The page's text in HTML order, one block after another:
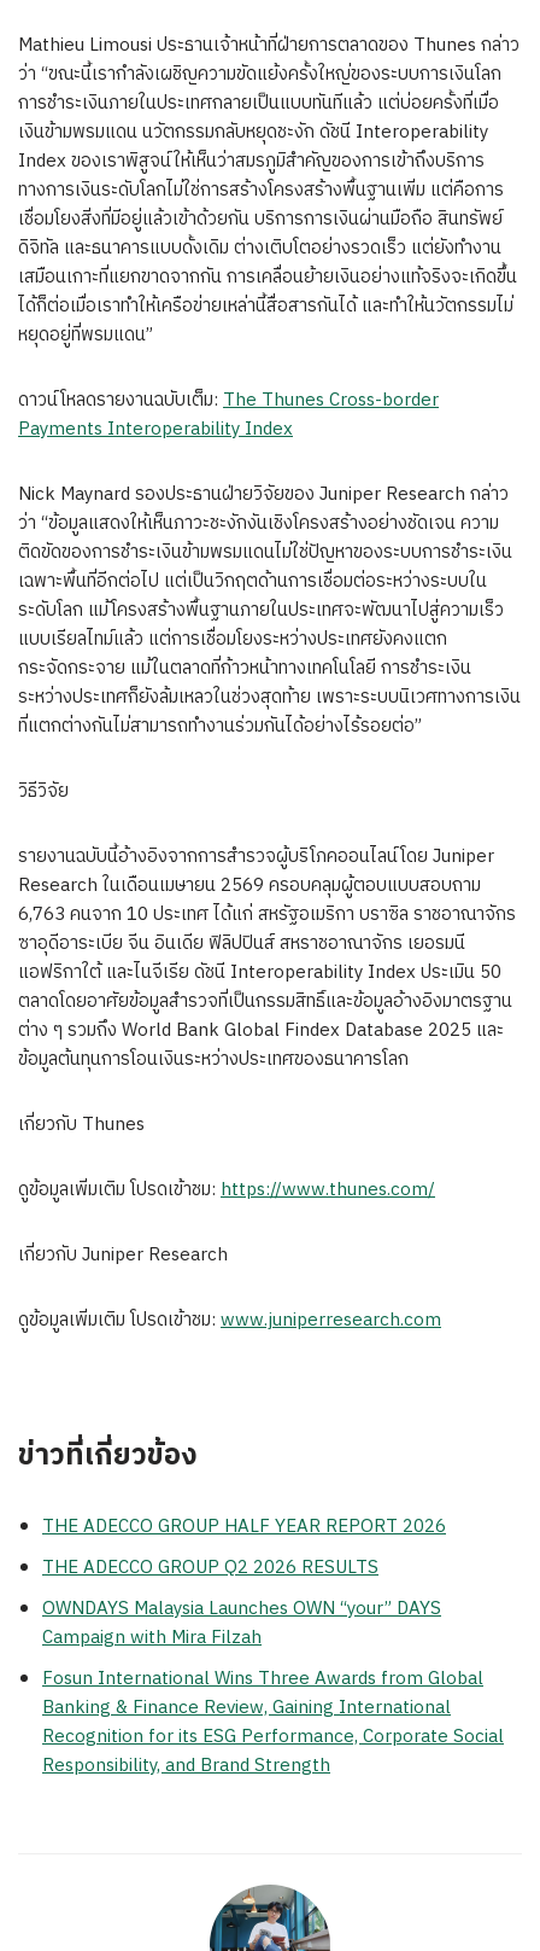
Mathieu Limousi ประธานเจ้าหน้าที่ฝ่ายการตลาดของ Thunes กล่าว
ว่า “ขณะนี้เรากำลังเผชิญความขัดแย้งครั้งใหญ่ของระบบการเงินโลก
การชำระเงินภายในประเทศกลายเป็นแบบทันทีแล้ว แต่บ่อยครั้งที่เมื่อ
เงินข้ามพรมแดน นวัตกรรมกลับหยุดชะงัก ดัชนี Interoperability
Index ของเราพิสูจน์ให้เห็นว่าสมรภูมิสำคัญของการเข้าถึงบริการ
ทางการเงินระดับโลกไม่ใช่การสร้างโครงสร้างพื้นฐานเพิ่ม แต่คือการ
เชื่อมโยงสิ่งที่มีอยู่แล้วเข้าด้วยกัน บริการการเงินผ่านมือถือ สินทรัพย์
ดิจิทัล และธนาคารแบบดั้งเดิม ต่างเติบโตอย่างรวดเร็ว แต่ยังทำงาน
เสมือนเกาะที่แยกขาดจากกัน การเคลื่อนย้ายเงินอย่างแท้จริงจะเกิดขึ้น
ได้ก็ต่อเมื่อเราทำให้เครือข่ายเหล่านี้สื่อสารกันได้ และทำให้นวัตกรรมไม่
หยุดอยู่ที่พรมแดน”
ดาวน์โหลดรายงานฉบับเต็ม: The Thunes Cross-border
Payments Interoperability Index
Nick Maynard รองประธานฝ่ายวิจัยของ Juniper Research กล่าว
ว่า “ข้อมูลแสดงให้เห็นภาวะชะงักงันเชิงโครงสร้างอย่างชัดเจน ความ
ติดขัดของการชำระเงินข้ามพรมแดนไม่ใช่ปัญหาของระบบการชำระเงิน
เฉพาะพื้นที่อีกต่อไป แต่เป็นวิกฤตด้านการเชื่อมต่อระหว่างระบบใน
ระดับโลก แม้โครงสร้างพื้นฐานภายในประเทศจะพัฒนาไปสู่ความเร็ว
แบบเรียลไทม์แล้ว แต่การเชื่อมโยงระหว่างประเทศยังคงแตก
กระจัดกระจาย แม้ในตลาดที่ก้าวหน้าทางเทคโนโลยี การชำระเงิน
ระหว่างประเทศก็ยังล้มเหลวในช่วงสุดท้าย เพราะระบบนิเวศทางการเงิน
ที่แตกต่างกันไม่สามารถทำงานร่วมกันได้อย่างไร้รอยต่อ”
วิธีวิจัย
รายงานฉบับนี้อ้างอิงจากการสำรวจผู้บริโภคออนไลน์โดย Juniper
Research ในเดือนเมษายน 2569 ครอบคลุมผู้ตอบแบบสอบถาม
6,763 คนจาก 10 ประเทศ ได้แก่ สหรัฐอเมริกา บราซิล ราชอาณาจักร
ซาอุดีอาระเบีย จีน อินเดีย ฟิลิปปินส์ สหราชอาณาจักร เยอรมนี
แอฟริกาใต้ และไนจีเรีย ดัชนี Interoperability Index ประเมิน 50
ตลาดโดยอาศัยข้อมูลสำรวจที่เป็นกรรมสิทธิ์และข้อมูลอ้างอิงมาตรฐาน
ต่าง ๆ รวมถึง World Bank Global Findex Database 2025 และ
ข้อมูลต้นทุนการโอนเงินระหว่างประเทศของธนาคารโลก
เกี่ยวกับ Thunes
ดูข้อมูลเพิ่มเติม โปรดเข้าชม: https://www.thunes.com/
เกี่ยวกับ Juniper Research
ดูข้อมูลเพิ่มเติม โปรดเข้าชม: www.juniperresearch.com
ข่าวที่เกี่ยวข้อง
THE ADECCO GROUP HALF YEAR REPORT 2026
THE ADECCO GROUP Q2 2026 RESULTS
OWNDAYS Malaysia Launches OWN “your” DAYS
Campaign with Mira Filzah
Fosun International Wins Three Awards from Global
Banking & Finance Review, Gaining International
Recognition for its ESG Performance, Corporate Social
Responsibility, and Brand Strength